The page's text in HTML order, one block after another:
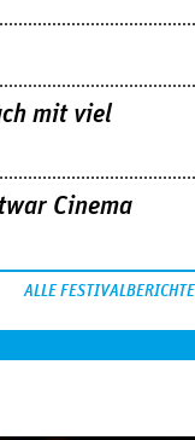
mit viel
Cinema
ALLE FESTIVALBERICHTE